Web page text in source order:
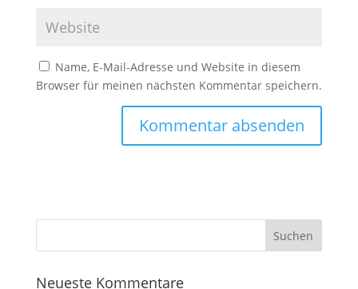
Name, E-Mail-Adresse und Website in diesem
Browser für meinen nächsten Kommentar speichern.
Neueste Kommentare